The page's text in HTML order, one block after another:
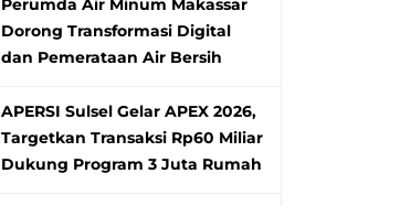
Perumda Air Minum Makassar
Dorong Transformasi Digital
dan Pemerataan Air Bersih
APERSI Sulsel Gelar APEX 2026,
Targetkan Transaksi Rp60 Miliar
Dukung Program 3 Juta Rumah